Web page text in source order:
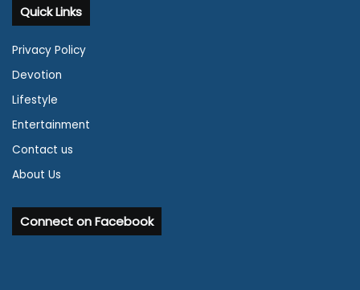
Quick Links
Privacy Policy
Devotion
Lifestyle
Entertainment
Contact us
About Us
Connect on Facebook